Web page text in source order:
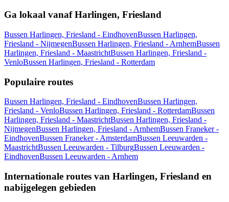
Ga lokaal vanaf Harlingen, Friesland
Bussen Harlingen, Friesland - EindhovenBussen Harlingen,
Friesland - NijmegenBussen Harlingen, Friesland - ArnhemBussen
Harlingen, Friesland - MaastrichtBussen Harlingen, Friesland -
VenloBussen Harlingen, Friesland - Rotterdam
Populaire routes
Bussen Harlingen, Friesland - EindhovenBussen Harlingen,
Friesland - VenloBussen Harlingen, Friesland - RotterdamBussen
Harlingen, Friesland - MaastrichtBussen Harlingen, Friesland -
NijmegenBussen Harlingen, Friesland - ArnhemBussen Franeker -
EindhovenBussen Franeker - AmsterdamBussen Leeuwarden -
MaastrichtBussen Leeuwarden - TilburgBussen Leeuwarden -
EindhovenBussen Leeuwarden - Arnhem
Internationale routes van Harlingen, Friesland en
nabijgelegen gebieden